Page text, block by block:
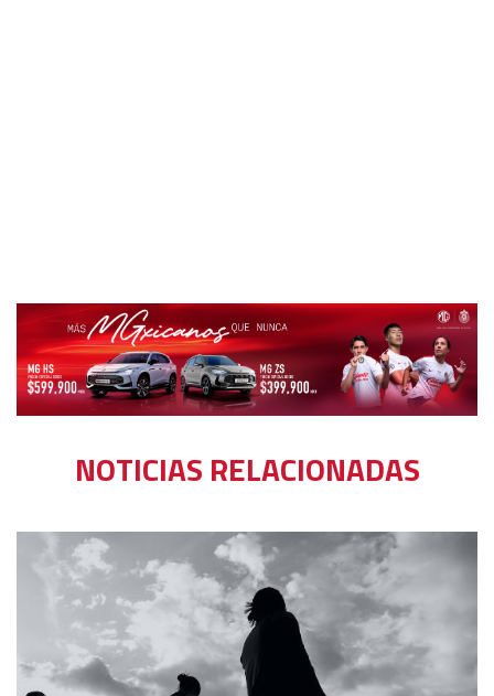
NOTICIAS RELACIONADAS